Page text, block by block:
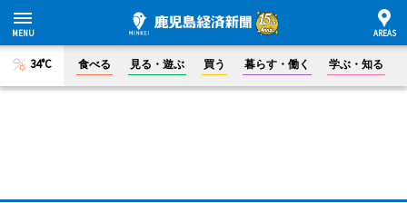
34°C 食べる 見る・遊ぶ 買う 暮らす・働く 学ぶ・知る